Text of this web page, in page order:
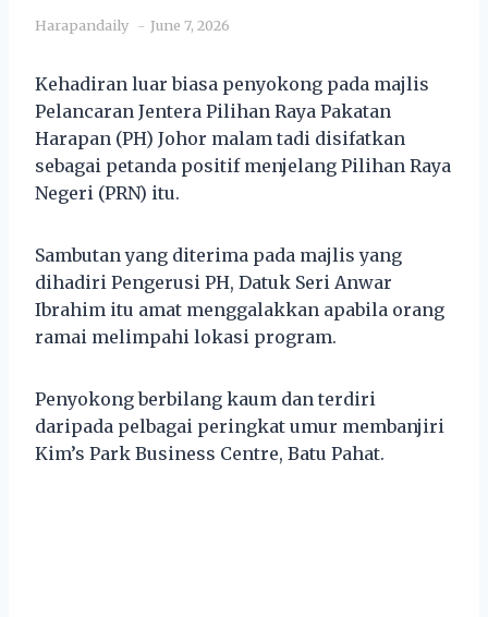
Harapandaily June 7, 2026
Kehadiran luar biasa penyokong pada majlis
Pelancaran Jentera Pilihan Raya Pakatan
Harapan (PH) Johor malam tadi disifatkan
sebagai petanda positif menjelang Pilihan Raya
Negeri (PRN) itu.
Sambutan yang diterima pada majlis yang
dihadiri Pengerusi PH, Datuk Seri Anwar
Ibrahim itu amat menggalakkan apabila orang
ramai melimpahi lokasi program.
Penyokong berbilang kaum dan terdiri
daripada pelbagai peringkat umur membanjiri
Kim’s Park Business Centre, Batu Pahat.